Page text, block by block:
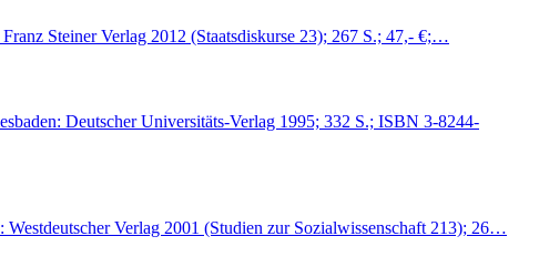
Steiner Verlag 2012 (Staatsdiskurse 23); 267 S.; 47,- €;…
Deutscher Universitäts-Verlag 1995; 332 S.; ISBN 3-8244-
Verlag 2001 (Studien zur Sozialwissenschaft 213); 26…